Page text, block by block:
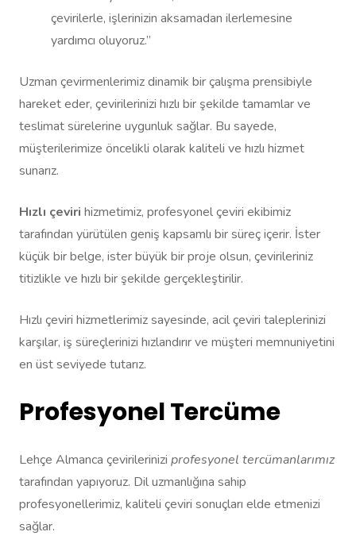
çevirilerle, işlerinizin aksamadan ilerlemesine
yardımcı oluyoruz.”
Uzman çevirmenlerimiz dinamik bir çalışma prensibiyle
hareket eder, çevirilerinizi hızlı bir şekilde tamamlar ve
teslimat sürelerine uygunluk sağlar. Bu sayede,
müşterilerimize öncelikli olarak kaliteli ve hızlı hizmet
sunarız.
Hızlı çeviri hizmetimiz, profesyonel çeviri ekibimiz
tarafından yürütülen geniş kapsamlı bir süreç içerir. İster
küçük bir belge, ister büyük bir proje olsun, çevirileriniz
titizlikle ve hızlı bir şekilde gerçekleştirilir.
Hızlı çeviri hizmetlerimiz sayesinde, acil çeviri taleplerinizi
karşılar, iş süreçlerinizi hızlandırır ve müşteri memnuniyetini
en üst seviyede tutarız.
Profesyonel Tercüme
Lehçe Almanca çevirilerinizi profesyonel tercümanlarımız
tarafından yapıyoruz. Dil uzmanlığına sahip
profesyonellerimiz, kaliteli çeviri sonuçları elde etmenizi
sağlar.